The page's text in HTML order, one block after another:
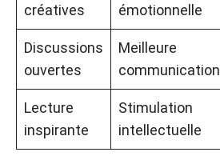
créatives
émotionnelle
Discussions
ouvertes
Meilleure
communication
Lecture
inspirante
Stimulation
intellectuelle